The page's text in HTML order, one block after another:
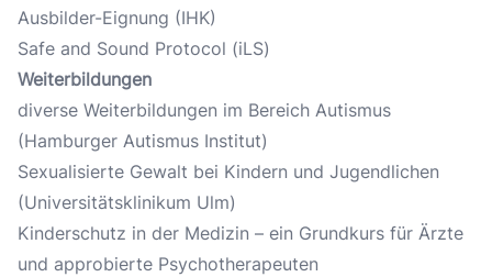
Ausbilder-Eignung (IHK)
Safe and Sound Protocol (iLS)
Weiterbildungen
diverse Weiterbildungen im Bereich Autismus
(Hamburger Autismus Institut)
Sexualisierte Gewalt bei Kindern und Jugendlichen
(Universitätsklinikum Ulm)
Kinderschutz in der Medizin – ein Grundkurs für Ärzte
und approbierte Psychotherapeuten